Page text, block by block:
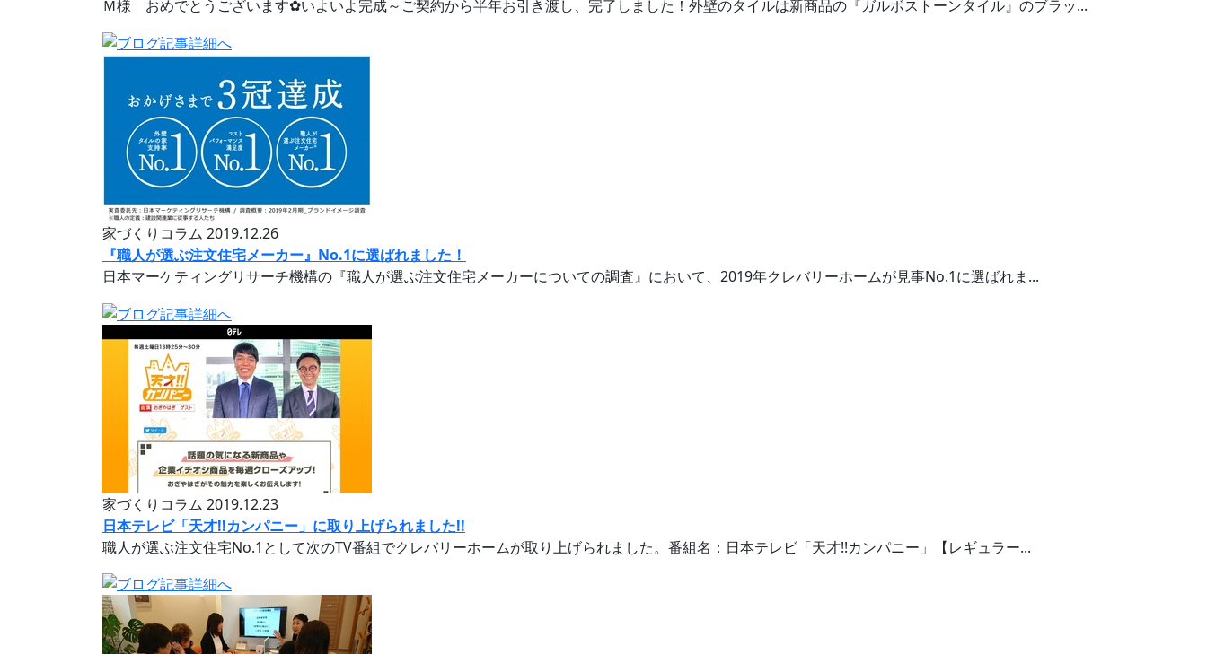
Ｍ様 おめでとうございます✿いよいよ完成～ご契約から半年お引き渡し、完了しました！外壁のタイルは新商品の『ガルボストーンタイル』のブラッ...
家づくりコラム 2019.12.26
『職人が選ぶ注文住宅メーカー』No.1に選ばれました！
日本マーケティングリサーチ機構の『職人が選ぶ注文住宅メーカーについての調査』において、2019年クレバリーホームが見事No.1に選ばれま...
家づくりコラム 2019.12.23
日本テレビ「天才!!カンパニー」に取り上げられました!!
職人が選ぶ注文住宅No.1として次のTV番組でクレバリーホームが取り上げられました。番組名：日本テレビ「天才!!カンパニー」【レギュラー...